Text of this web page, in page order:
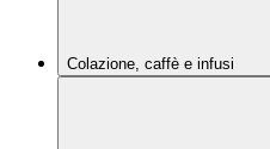
Colazione, caffè e infusi